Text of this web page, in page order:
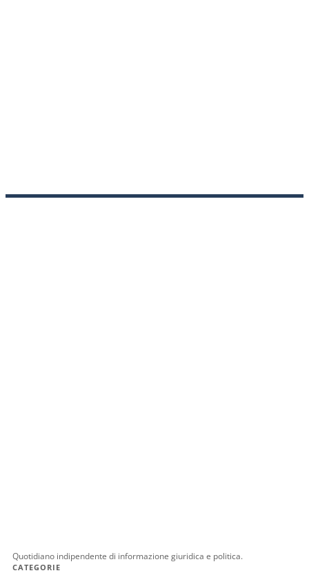
Quotidiano indipendente di informazione giuridica e politica.
CATEGORIE